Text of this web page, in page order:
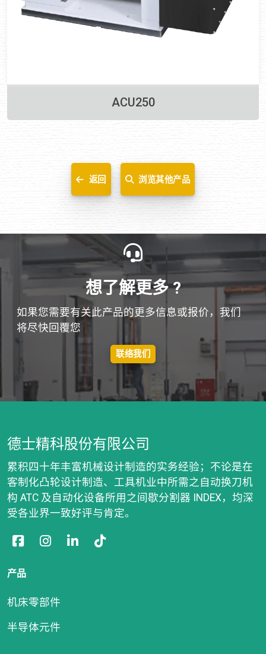
ACU250
返回 浏览其他产品
想了解更多 ?
如果您需要有关此产品的更多信息或报价，我们
将尽快回覆您
联络我们
德士精科股份有限公司
累积四十年丰富机械设计制造的实务经验；不论是在
客制化凸轮设计制造、工具机业中所需之自动换刀机
构 ATC 及自动化设备所用之间歇分割器 INDEX，均深
受各业界一致好评与肯定。
产品
机床零部件
半导体元件